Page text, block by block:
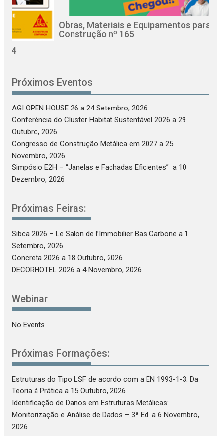
Obras, Materiais e Equipamentos para a
Construção nº 165
Próximos Eventos
AGI OPEN HOUSE 26 a 24 Setembro, 2026
Conferência do Cluster Habitat Sustentável 2026 a 29
Outubro, 2026
Congresso de Construção Metálica em 2027 a 25
Novembro, 2026
Simpósio E2H – “Janelas e Fachadas Eficientes” a 10
Dezembro, 2026
Próximas Feiras:
Sibca 2026 – Le Salon de l’Immobilier Bas Carbone a 1
Setembro, 2026
Concreta 2026 a 18 Outubro, 2026
DECORHOTEL 2026 a 4 Novembro, 2026
Webinar
No Events
Próximas Formações:
Estruturas do Tipo LSF de acordo com a EN 1993-1-3: Da
Teoria à Prática a 15 Outubro, 2026
Identificação de Danos em Estruturas Metálicas:
Monitorização e Análise de Dados – 3ª Ed. a 6 Novembro,
2026